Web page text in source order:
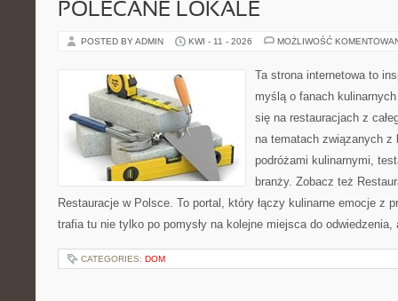
POLECANE LOKALE
POSTED BY ADMIN KWI - 11 - 2026 MOŻLIWOŚĆ
Ta strona internetowa to
myślą o fanach
się na restauracjach z
na tematach związanych z
podróżami kulinarnymi,
branży. Zobacz też
Restauracje w Polsce. To portal, który łączy kulinarne emocje z
trafia tu nie tylko po pomysły na kolejne miejsca do
CATEGORIES: DOM